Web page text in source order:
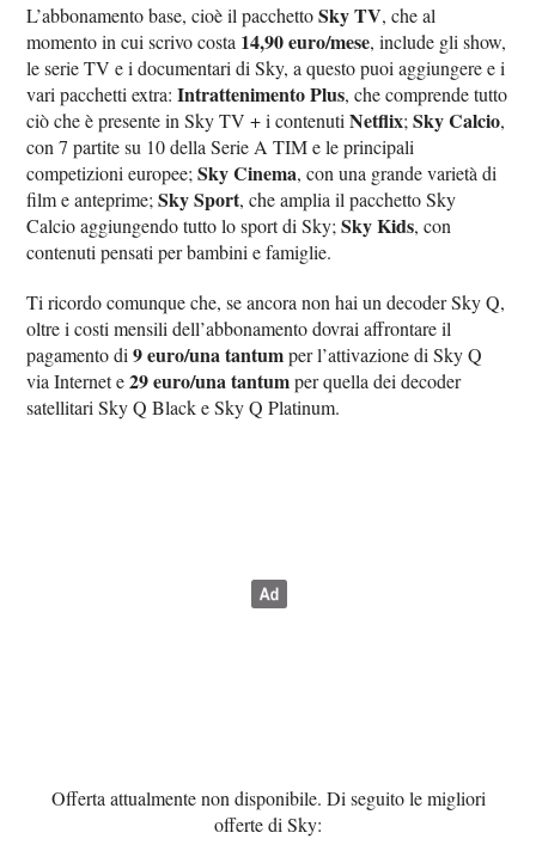
L’abbonamento base, cioè il pacchettoSky TV, che al
momento in cui scrivo costa 14,90 euro/mese, include gli show,
le serie TV e i documentari di Sky, a questo puoi aggiungere e i
vari pacchetti extra:Intrattenimento Plus, che comprende tutto
ciò che è presente in Sky TV + i contenutiNetflix;Sky Calcio,
con 7 partite su 10 della Serie A TIM e le principali
competizioni europee;Sky Cinema, con una grande varietà di
film e anteprime;Sky Sport, che amplia il pacchetto Sky
Calcio aggiungendo tutto lo sport di Sky;Sky Kids, con
contenuti pensati per bambini e famiglie.
Ti ricordo comunque che, se ancora non hai un decoder Sky Q,
oltre i costi mensili dell’abbonamento dovrai affrontare il
pagamento di9 euro/una tantumper l’attivazione di Sky Q
via Internet e29 euro/una tantumper quella dei decoder
satellitari Sky Q Black e Sky Q Platinum.
Offerta attualmente non disponibile. Di seguito le migliori
offerte di Sky: